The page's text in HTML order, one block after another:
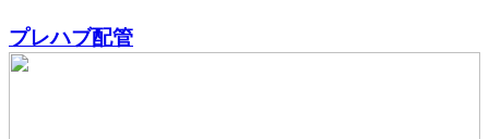
プレハブ配管